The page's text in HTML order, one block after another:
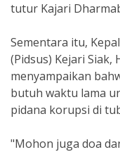
tutur Kajari
Sementara itu,
(Pidsus) Kejari Siak,
menyampaikan
butuh waktu lama
pidana korupsi di
"Mohon juga doa